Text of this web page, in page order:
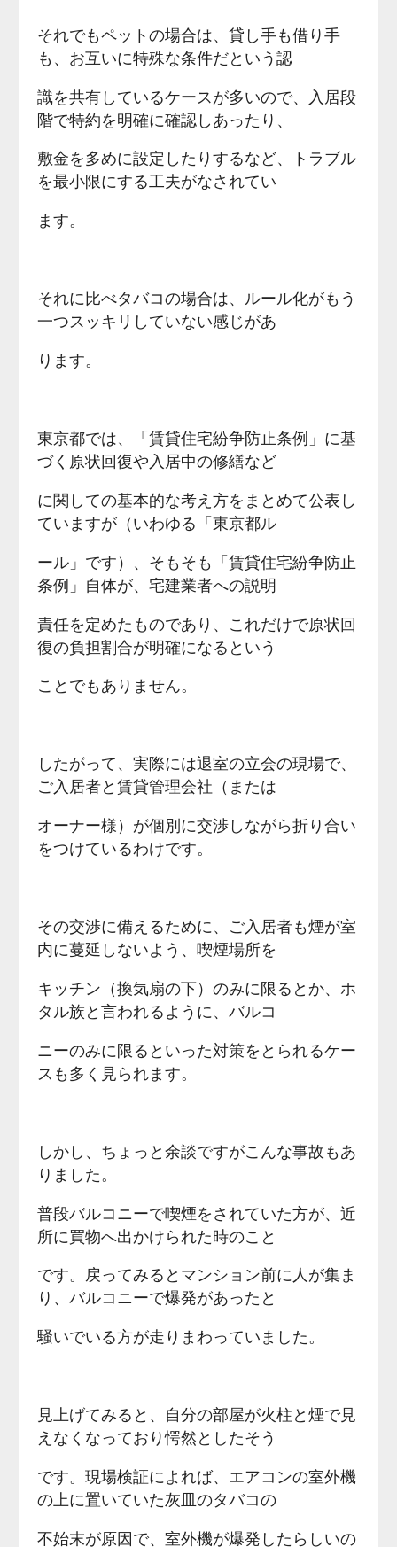
それでもペットの場合は、貸し手も借り手
も、お互いに特殊な条件だという認
識を共有しているケースが多いので、入居段
階で特約を明確に確認しあったり、
敷金を多めに設定したりするなど、トラブル
を最小限にする工夫がなされてい
ます。
それに比べタバコの場合は、ルール化がもう
一つスッキリしていない感じがあ
ります。
東京都では、「賃貸住宅紛争防止条例」に基
づく原状回復や入居中の修繕など
に関しての基本的な考え方をまとめて公表し
ていますが（いわゆる「東京都ル
ール」です）、そもそも「賃貸住宅紛争防止
条例」自体が、宅建業者への説明
責任を定めたものであり、これだけで原状回
復の負担割合が明確になるという
ことでもありません。
したがって、実際には退室の立会の現場で、
ご入居者と賃貸管理会社（または
オーナー様）が個別に交渉しながら折り合い
をつけているわけです。
その交渉に備えるために、ご入居者も煙が室
内に蔓延しないよう、喫煙場所を
キッチン（換気扇の下）のみに限るとか、ホ
タル族と言われるように、バルコ
ニーのみに限るといった対策をとられるケー
スも多く見られます。
しかし、ちょっと余談ですがこんな事故もあ
りました。
普段バルコニーで喫煙をされていた方が、近
所に買物へ出かけられた時のこと
です。戻ってみるとマンション前に人が集ま
り、バルコニーで爆発があったと
騒いでいる方が走りまわっていました。
見上げてみると、自分の部屋が火柱と煙で見
えなくなっており愕然としたそう
です。現場検証によれば、エアコンの室外機
の上に置いていた灰皿のタバコの
不始末が原因で、室外機が爆発したらしいの